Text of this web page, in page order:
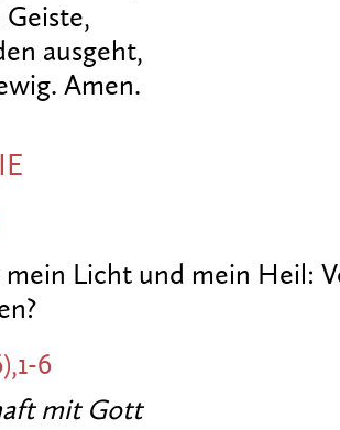
Geiste,
ausgeht,
Amen.
mein Licht und mein Heil:
6
mit Gott